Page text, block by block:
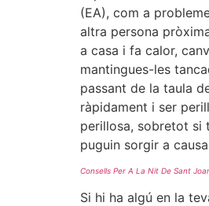
(EA), com a
altra persona
a casa i fa calor,
mantingues-les
passant de la taula
ràpidament i ser
perillosa, sobretot si
puguin sorgir a
Consells Per A La Nit De Sant
Si hi ha algú en la